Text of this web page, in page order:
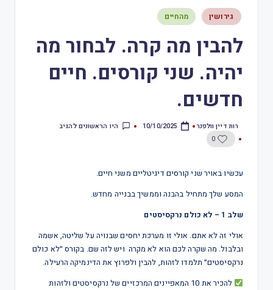
גירושין מהחיים
להבין מה קרה. לבחור מה
יהיה. שני קורסים. חיים
חדשים.
רות דיין וולפנר 10/10/2025
היו הראשונים להגיב
0
עכשיו באויר שני קורסים דיגיטליים משני חיים.
המסע שלך מתחיל בהבנה וממשיך בבנייה מחדש.
שלב 1 – לא כולם נרקסיסטים
אולי זה לא אתם. אולי זו מערכת יחסים שבנויה על שליטה, אשמה
ובלבול. מה שקרה לכם הוא לא מקרה ויש לזה שם. בקורס ״לא כולם
נרקסיסטים״ תלמדו לזהות, להבין ולפרוץ את הדינמיקה הרעילה.
להכיר את 10 המאפיינים המרכזיים של נרקסיסטים ולזהות